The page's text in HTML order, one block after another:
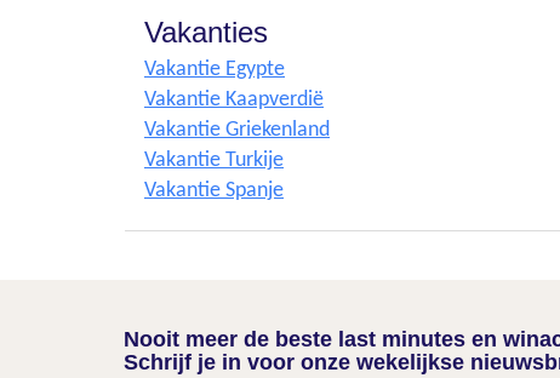
Vakanties
Vakantie Egypte
Vakantie Kaapverdië
Vakantie Griekenland
Vakantie Turkije
Vakantie Spanje
Nooit meer de beste last minutes en
Schrijf je in voor onze wekelijkse